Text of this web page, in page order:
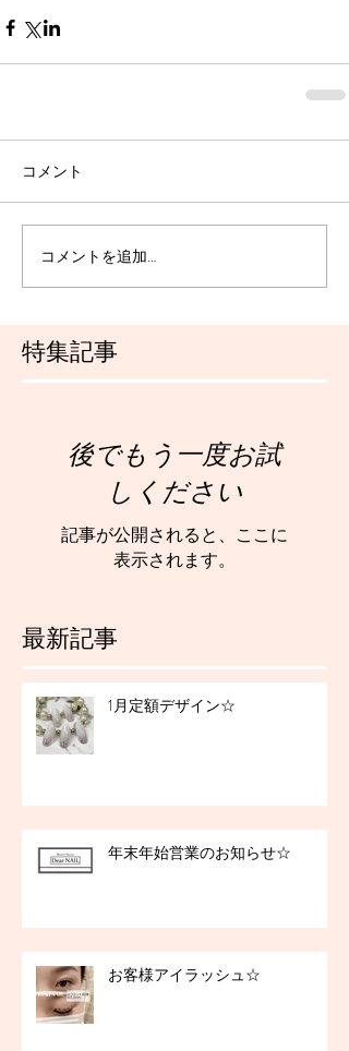
特集記事
最新記事
コメント
コメントを追加…
後でもう一度お試
しください
記事が公開されると、ここに
表示されます。
1月定額デザイン☆
年末年始営業のお知らせ☆
お客様アイラッシュ☆